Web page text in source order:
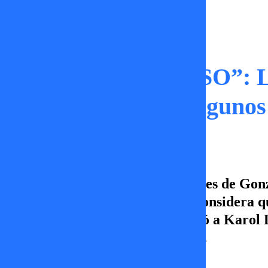
“DOBLE
Maldonado hacia
En el contexto de las declaraciones de
refirió al “doble discurso” que considera
actriz que en su momento, criticó a
desde las 22:00 hrs. por TVMÁS.